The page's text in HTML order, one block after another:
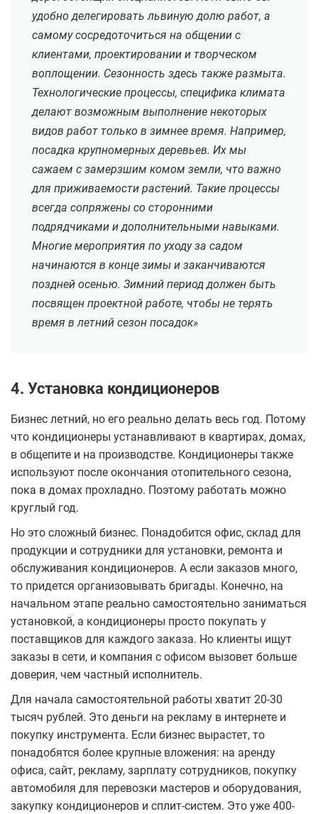
удобно делегировать львиную долю работ, а
самому сосредоточиться на общении с
клиентами, проектировании и творческом
воплощении. Сезонность здесь также размыта.
Технологические процессы, специфика климата
делают возможным выполнение некоторых
видов работ только в зимнее время. Например,
посадка крупномерных деревьев. Их мы
сажаем с замерзшим комом земли, что важно
для приживаемости растений. Такие процессы
всегда сопряжены со сторонними
подрядчиками и дополнительными навыками.
Многие мероприятия по уходу за садом
начинаются в конце зимы и заканчиваются
поздней осенью. Зимний период должен быть
посвящен проектной работе, чтобы не терять
время в летний сезон посадок»
4. Установка кондиционеров
Бизнес летний, но его реально делать весь год. Потому
что кондиционеры устанавливают в квартирах, домах,
в общепите и на производстве. Кондиционеры также
используют после окончания отопительного сезона,
пока в домах прохладно. Поэтому работать можно
круглый год.
Но это сложный бизнес. Понадобится офис, склад для
продукции и сотрудники для установки, ремонта и
обслуживания кондиционеров. А если заказов много,
то придется организовывать бригады. Конечно, на
начальном этапе реально самостоятельно заниматься
установкой, а кондиционеры просто покупать у
поставщиков для каждого заказа. Но клиенты ищут
заказы в сети, и компания с офисом вызовет больше
доверия, чем частный исполнитель.
Для начала самостоятельной работы хватит 20-30
тысяч рублей. Это деньги на рекламу в интернете и
покупку инструмента. Если бизнес вырастет, то
понадобятся более крупные вложения: на аренду
офиса, сайт, рекламу, зарплату сотрудников, покупку
автомобиля для перевозки мастеров и оборудования,
закупку кондиционеров и сплит-систем. Это уже 400-